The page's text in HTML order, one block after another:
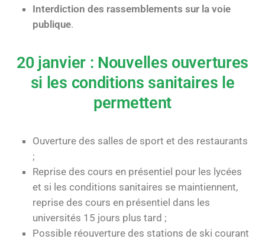
Interdiction des rassemblements sur la voie
publique.
20 janvier : Nouvelles ouvertures
si les conditions sanitaires le
permettent
Ouverture des salles de sport et des restaurants
;
Reprise des cours en présentiel pour les lycées
et si les conditions sanitaires se maintiennent,
reprise des cours en présentiel dans les
universités 15 jours plus tard ;
Possible réouverture des stations de ski courant